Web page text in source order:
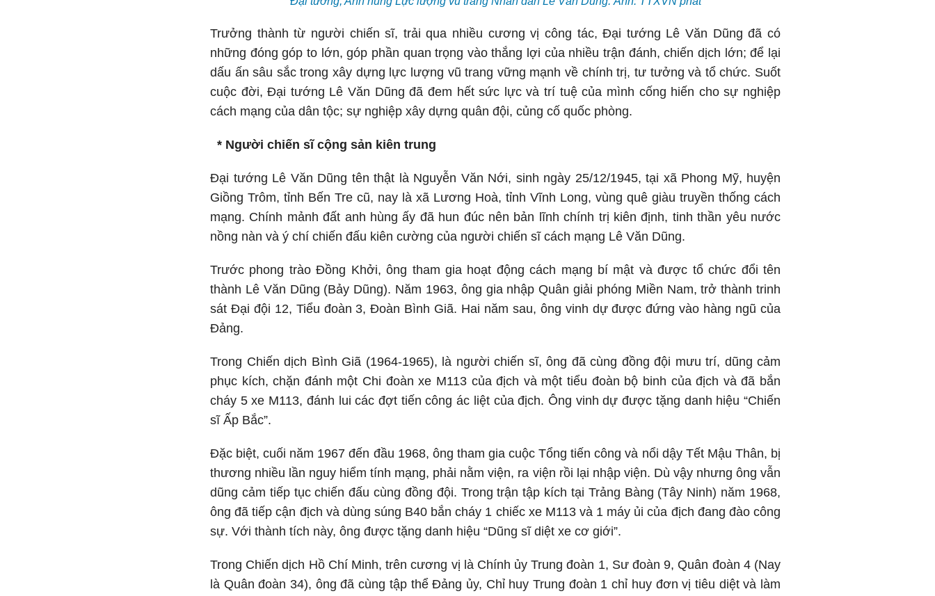
Trưởng thành từ người chiến sĩ, trải qua nhiều cương vị công tác, Đại tướng Lê Văn Dũng đã có
những đóng góp to lớn, góp phần quan trọng vào thắng lợi của nhiều trận đánh, chiến dịch lớn; để lại
dấu ấn sâu sắc trong xây dựng lực lượng vũ trang vững mạnh về chính trị, tư tưởng và tổ chức. Suốt
cuộc đời, Đại tướng Lê Văn Dũng đã đem hết sức lực và trí tuệ của mình cống hiến cho sự nghiệp
cách mạng của dân tộc; sự nghiệp xây dựng quân đội, củng cố quốc phòng.
* Người chiến sĩ cộng sản kiên trung
Đại tướng Lê Văn Dũng tên thật là Nguyễn Văn Nới, sinh ngày 25/12/1945, tại xã Phong Mỹ, huyện
Giồng Trôm, tỉnh Bến Tre cũ, nay là xã Lương Hoà, tỉnh Vĩnh Long, vùng quê giàu truyền thống cách
mạng. Chính mảnh đất anh hùng ấy đã hun đúc nên bản lĩnh chính trị kiên định, tinh thần yêu nước
nồng nàn và ý chí chiến đấu kiên cường của người chiến sĩ cách mạng Lê Văn Dũng.
Trước phong trào Đồng Khởi, ông tham gia hoạt động cách mạng bí mật và được tổ chức đổi tên
thành Lê Văn Dũng (Bảy Dũng). Năm 1963, ông gia nhập Quân giải phóng Miền Nam, trở thành trinh
sát Đại đội 12, Tiểu đoàn 3, Đoàn Bình Giã. Hai năm sau, ông vinh dự được đứng vào hàng ngũ của
Đảng.
Trong Chiến dịch Bình Giã (1964-1965), là người chiến sĩ, ông đã cùng đồng đội mưu trí, dũng cảm
phục kích, chặn đánh một Chi đoàn xe M113 của địch và một tiểu đoàn bộ binh của địch và đã bắn
cháy 5 xe M113, đánh lui các đợt tiến công ác liệt của địch. Ông vinh dự được tặng danh hiệu “Chiến
sĩ Ấp Bắc”.
Đặc biệt, cuối năm 1967 đến đầu 1968, ông tham gia cuộc Tổng tiến công và nổi dậy Tết Mậu Thân, bị
thương nhiều lần nguy hiểm tính mạng, phải nằm viện, ra viện rồi lại nhập viện. Dù vậy nhưng ông vẫn
dũng cảm tiếp tục chiến đấu cùng đồng đội. Trong trận tập kích tại Trảng Bàng (Tây Ninh) năm 1968,
ông đã tiếp cận địch và dùng súng B40 bắn cháy 1 chiếc xe M113 và 1 máy ủi của địch đang đào công
sự. Với thành tích này, ông được tặng danh hiệu “Dũng sĩ diệt xe cơ giới”.
Trong Chiến dịch Hồ Chí Minh, trên cương vị là Chính ủy Trung đoàn 1, Sư đoàn 9, Quân đoàn 4 (Nay
là Quân đoàn 34), ông đã cùng tập thể Đảng ủy, Chỉ huy Trung đoàn 1 chỉ huy đơn vị tiêu diệt và làm